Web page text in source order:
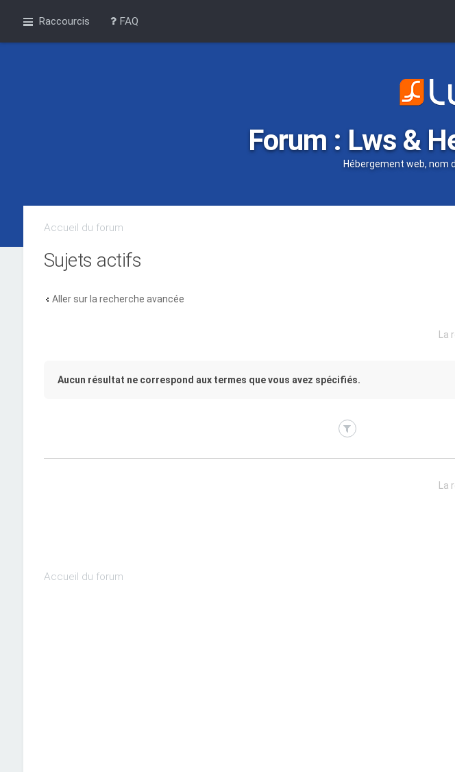
Raccourcis FAQ
Forum : Lws &
Hébergement web, nom
Accueil du forum
Sujets actifs
Aller sur la recherche avancée
Aucun résultat ne correspond aux termes que vous avez spécifiés.
Accueil du forum